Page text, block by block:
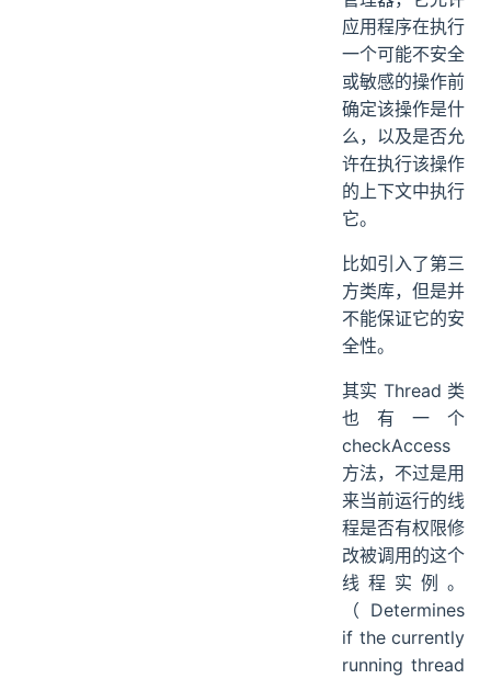
应用程序在执行
一个可能不安全
或敏感的操作前
确定该操作是什
么，以及是否允
许在执行该操作
的上下文中执行
它。
比如引入了第三
方类库，但是并
不能保证它的安
全性。
其实 Thread 类
也有一个
checkAccess
方法，不过是用
来当前运行的线
程是否有权限修
改被调用的这个
线程实例。
（Determines
if the currently
running thread